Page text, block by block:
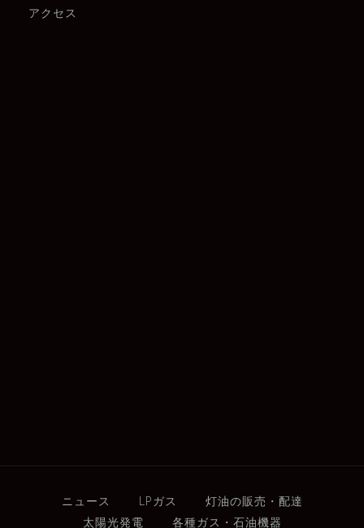
アクセス
ニュース LPガス
灯油の販売・配達
太陽光発電
各種ガス・石油機器